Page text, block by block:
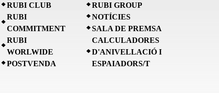
RUBI CLUB
RUBI
COMMITMENT
RUBI
WORLWIDE
POSTVENDA
RUBI GROUP
NOTÍCIES
SALA DE PREMSA
CALCULADORES
D'ANIVELLACIÓ I
ESPAIADORS/T